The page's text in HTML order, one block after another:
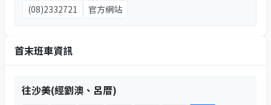
(08)2332721
官方網站
首末班車資訊
往沙美(經劉澳、呂厝)